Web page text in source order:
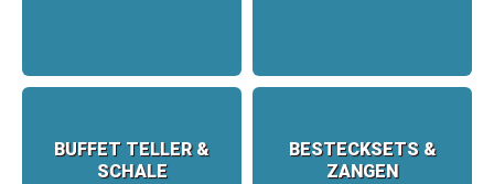
BUFFET TELLER &
SCHALE
BESTECKSETS &
ZANGEN